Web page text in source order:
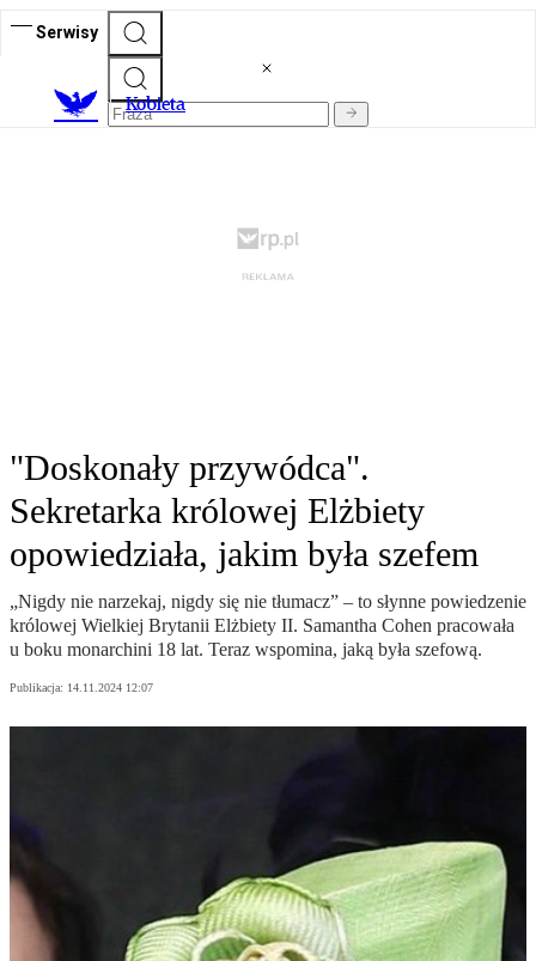
Serwisy
Kobieta
"Doskonały przywódca".
Sekretarka królowej Elżbiety
opowiedziała, jakim była szefem
„Nigdy nie narzekaj, nigdy się nie tłumacz” – to słynne powiedzenie
królowej Wielkiej Brytanii Elżbiety II. Samantha Cohen pracowała
u boku monarchini 18 lat. Teraz wspomina, jaką była szefową.
Publikacja: 14.11.2024 12:07